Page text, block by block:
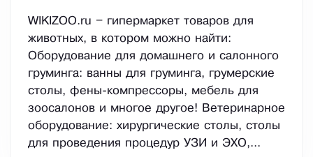
WIKIZOO.ru – гипермаркет товаров для
животных, в котором можно найти:
Оборудование для домашнего и салонного
груминга: ванны для груминга, грумерские
столы, фены-компрессоры, мебель для
зоосалонов и многое другое! Ветеринарное
оборудование: хирургические столы, столы
для проведения процедур УЗИ и ЭХО,...